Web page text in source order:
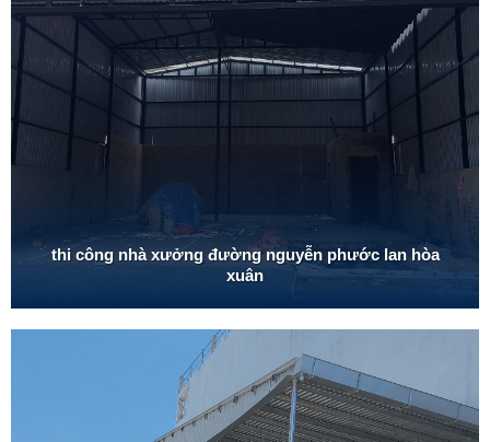
thi công nhà xưởng đường nguyễn phước lan hòa
xuân